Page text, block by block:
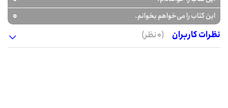
این کتاب را می‌خواهم بخوانم.
0
نظرات کاربران
(0 نظر)